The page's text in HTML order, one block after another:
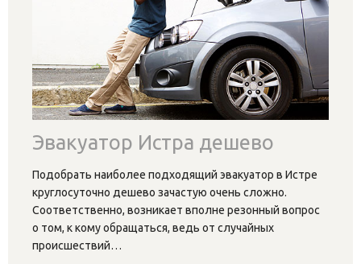
Эвакуатор Истра дешево
Подобрать наиболее подходящий эвакуатор в Истре
круглосуточно дешево зачастую очень сложно.
Соответственно, возникает вполне резонный вопрос
о том, к кому обращаться, ведь от случайных
происшествий…